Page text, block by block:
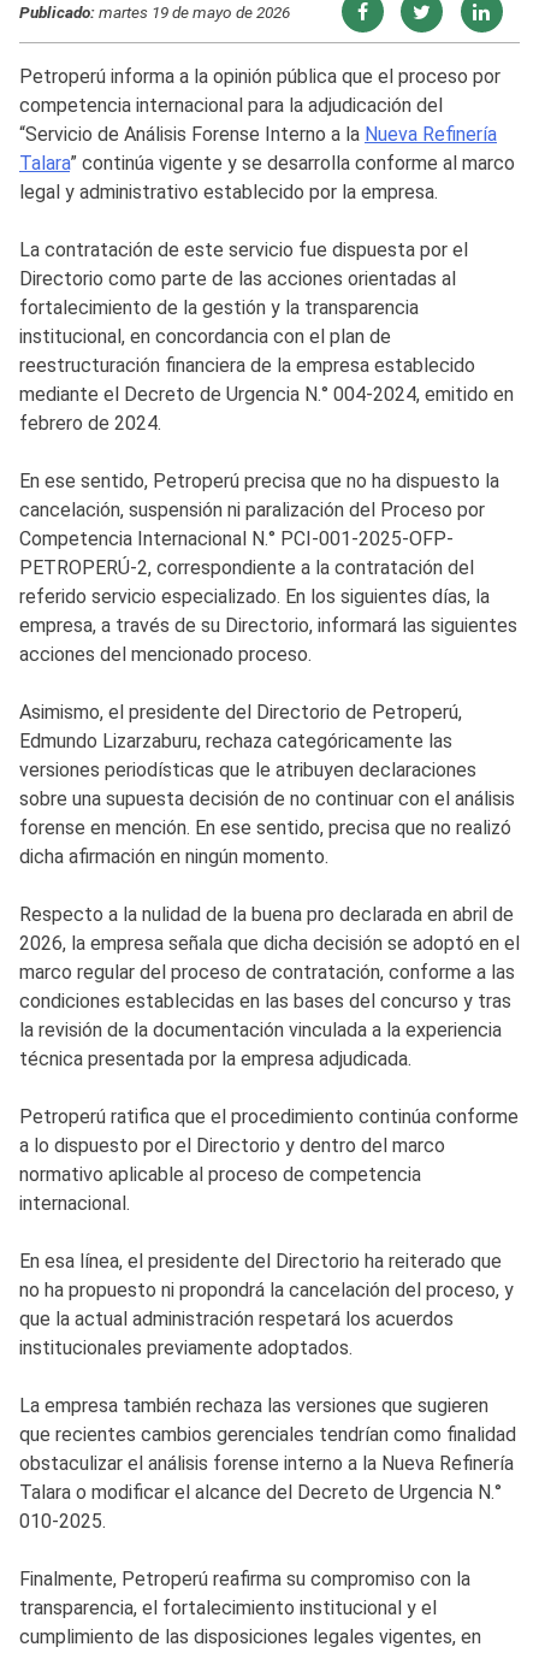
Publicado:martes 19 de mayo de 2026
Petroperú informa a la opinión pública que el proceso por
competencia internacional para la adjudicación del
“Servicio de Análisis Forense Interno a la Nueva Refinería
Talara” continúa vigente y se desarrolla conforme al marco
legal y administrativo establecido por la empresa.
La contratación de este servicio fue dispuesta por el
Directorio como parte de las acciones orientadas al
fortalecimiento de la gestión y la transparencia
institucional, en concordancia con el plan de
reestructuración financiera de la empresa establecido
mediante el Decreto de Urgencia N.° 004-2024, emitido en
febrero de 2024.
En ese sentido, Petroperú precisa que no ha dispuesto la
cancelación, suspensión ni paralización del Proceso por
Competencia Internacional N.° PCI-001-2025-OFP-
PETROPERÚ-2, correspondiente a la contratación del
referido servicio especializado. En los siguientes días, la
empresa, a través de su Directorio, informará las siguientes
acciones del mencionado proceso.
Asimismo, el presidente del Directorio de Petroperú,
Edmundo Lizarzaburu, rechaza categóricamente las
versiones periodísticas que le atribuyen declaraciones
sobre una supuesta decisión de no continuar con el análisis
forense en mención. En ese sentido, precisa que no realizó
dicha afirmación en ningún momento.
Respecto a la nulidad de la buena pro declarada en abril de
2026, la empresa señala que dicha decisión se adoptó en el
marco regular del proceso de contratación, conforme a las
condiciones establecidas en las bases del concurso y tras
la revisión de la documentación vinculada a la experiencia
técnica presentada por la empresa adjudicada.
Petroperú ratifica que el procedimiento continúa conforme
a lo dispuesto por el Directorio y dentro del marco
normativo aplicable al proceso de competencia
internacional.
En esa línea, el presidente del Directorio ha reiterado que
no ha propuesto ni propondrá la cancelación del proceso, y
que la actual administración respetará los acuerdos
institucionales previamente adoptados.
La empresa también rechaza las versiones que sugieren
que recientes cambios gerenciales tendrían como finalidad
obstaculizar el análisis forense interno a la Nueva Refinería
Talara o modificar el alcance del Decreto de Urgencia N.°
010-2025.
Finalmente, Petroperú reafirma su compromiso con la
transparencia, el fortalecimiento institucional y el
cumplimiento de las disposiciones legales vigentes, en